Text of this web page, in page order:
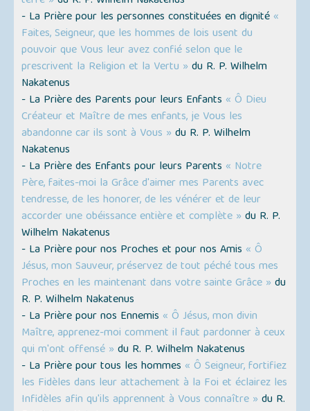
- La Prière pour les personnes constituées en dignité «
Faites, Seigneur, que les hommes de lois usent du
pouvoir que Vous leur avez confié selon que le
prescrivent la Religion et la Vertu » du R. P. Wilhelm
Nakatenus
- La Prière des Parents pour leurs Enfants « Ô Dieu
Créateur et Maître de mes enfants, je Vous les
abandonne car ils sont à Vous » du R. P. Wilhelm
Nakatenus
- La Prière des Enfants pour leurs Parents « Notre
Père, faites-moi la Grâce d'aimer mes Parents avec
tendresse, de les honorer, de les vénérer et de leur
accorder une obéissance entière et complète » du R. P.
Wilhelm Nakatenus
- La Prière pour nos Proches et pour nos Amis « Ô
Jésus, mon Sauveur, préservez de tout péché tous mes
Proches en les maintenant dans votre sainte Grâce » du
R. P. Wilhelm Nakatenus
- La Prière pour nos Ennemis « Ô Jésus, mon divin
Maître, apprenez-moi comment il faut pardonner à ceux
qui m'ont offensé » du R. P. Wilhelm Nakatenus
- La Prière pour tous les hommes « Ô Seigneur, fortifiez
les Fidèles dans leur attachement à la Foi et éclairez les
Infidèles afin qu'ils apprennent à Vous connaître » du R.